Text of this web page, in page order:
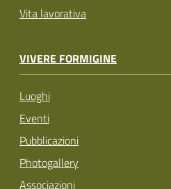
Vita lavorativa
VIVERE FORMIGINE
Luoghi
Eventi
Pubblicazioni
Photogallery
Associazioni